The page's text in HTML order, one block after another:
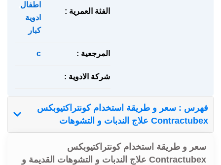
الفئة العمرية :
اطفال
ادوية
كبار
المرجعية : c
شركة الادوية :
فهرس : سعر و طريقة استخدام كونتراكتيوبكس
Contractubex علاج الندبات و التشوهات
سعر و طريقة استخدام كونتراكتيوبكس
Contractubex علاج الندبات و التشوهات القديمة و